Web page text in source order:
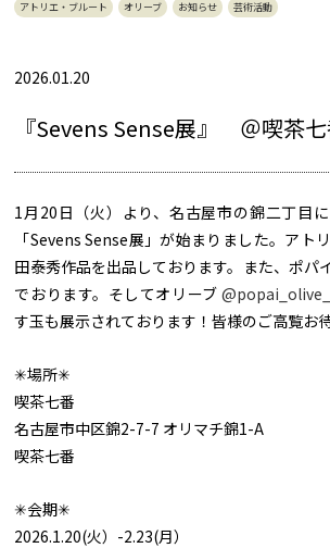
アトリエ・ブルート オリーブ お知らせ 芸術活動
2026.01.20
『Sevens Sense展』 ＠喫茶
1月20日（火）より、名古屋市の錦二丁目に
「Sevens Sense展」が始まりました。アト
田泰秀作品を出品しております。また、ポパ
でおります。そしてオリーブ
す玉も展示されております！皆様のご高覧お
✳︎場所✳︎
喫茶七番
名古屋市中区錦2-7-7 オリマチ錦1-A
喫茶七番
✳︎会期✳︎
2026.1.20(火）-2.23(月）